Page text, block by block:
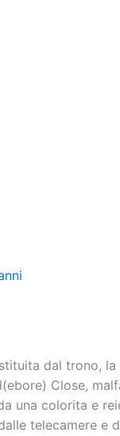
dal trono, la
Close,
una colorita e
telecamere e